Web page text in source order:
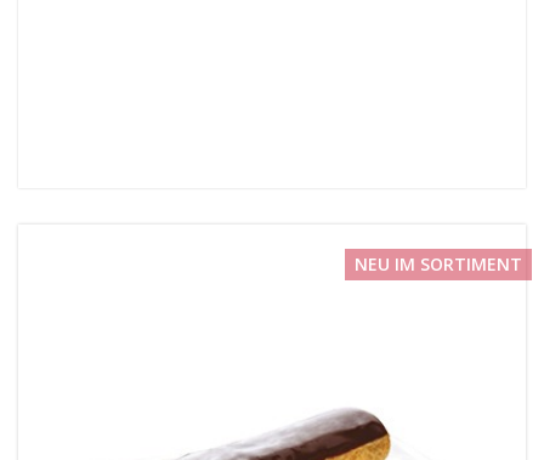
NEU IM SORTIMENT